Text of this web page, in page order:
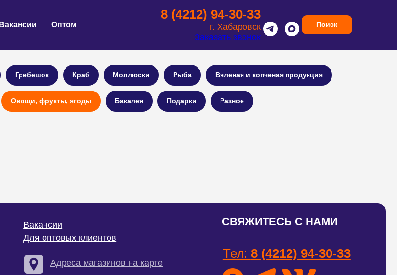
Вакансии Оптом
8 (4212) 94-30-33
г. Хабаровск
Заказать звонок
Поиск
Гребешок Краб Моллюски Рыба Вяленая и копченая продукция
Овощи, фрукты, ягоды Бакалея Подарки Разное
Адреса магазинов на карте
8 (4212) 94-30-33